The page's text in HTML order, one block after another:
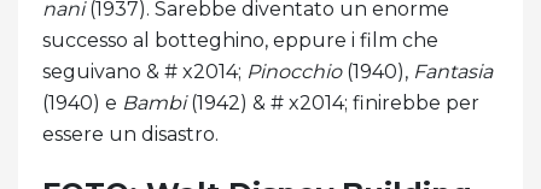
nani(1937). Sarebbe diventato un enorme
successo al botteghino, eppure i film che
seguivano & # x2014; Pinocchio(1940), Fantasia
(1940) e Bambi(1942) & # x2014; finirebbe per
essere un disastro.